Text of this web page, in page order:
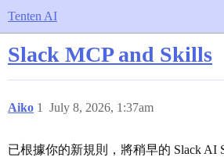
Tenten AI
Slack MCP and Skills
Aiko July 8, 2026, 1:37am
1
已根據你的新規則，將稍早的 Slack AI